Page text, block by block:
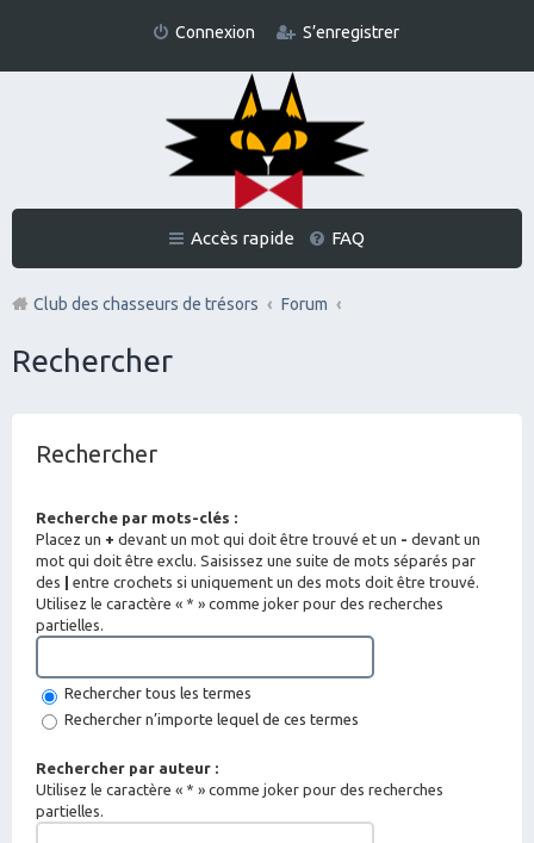
Connexion S’enregistrer
Accès rapide FAQ
Club des chasseurs de trésors Forum
Rechercher
Rechercher
Recherche par mots-clés :
Placez un + devant un mot qui doit être trouvé et un - devant un
mot qui doit être exclu. Saisissez une suite de mots séparés par
des
entre crochets si uniquement un des mots doit être trouvé.
Utilisez le caractère « * » comme joker pour des recherches
partielles.
Rechercher tous les termes
Rechercher n’importe lequel de ces termes
Rechercher par auteur :
Utilisez le caractère « * » comme joker pour des recherches
partielles.